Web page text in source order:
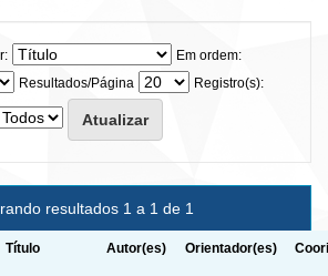
Em ordem:
Resultados/Página
Registro(s):
resultados 1 a 1 de 1
Título Autor(es) Orientador(es)